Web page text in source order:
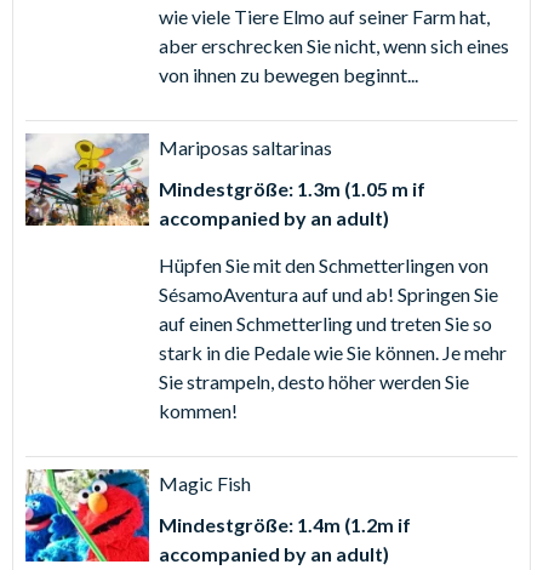
wie viele Tiere Elmo auf seiner Farm hat,
aber erschrecken Sie nicht, wenn sich eines
von ihnen zu bewegen beginnt...
Mariposas saltarinas
Mindestgröße: 1.3m (1.05 m if
accompanied by an adult)
Hüpfen Sie mit den Schmetterlingen von
SésamoAventura auf und ab! Springen Sie
auf einen Schmetterling und treten Sie so
stark in die Pedale wie Sie können. Je mehr
Sie strampeln, desto höher werden Sie
kommen!
Magic Fish
Mindestgröße: 1.4m (1.2m if
accompanied by an adult)